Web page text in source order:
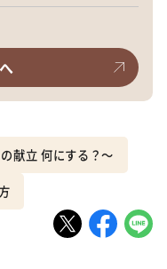
献立 何にする？～